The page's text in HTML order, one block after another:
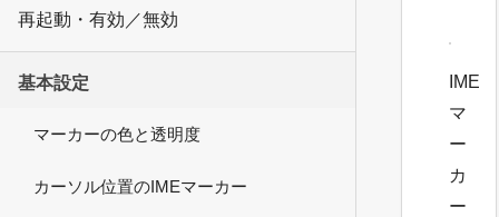
再起動・有効／無効
基本設定
マーカーの色と透明度
カーソル位置のIMEマーカー
IME
マ
ー
カ
ー